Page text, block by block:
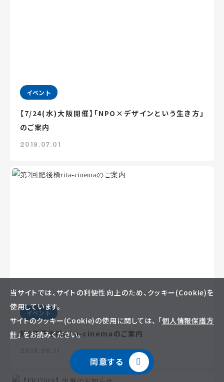
イベント
【7/24(水)大阪開催】「NPO×デザインという生き方」
のご案内
2019.07.01
イベント
第2回肥後橋rita-cinemaのご案内
当サイトでは、サイトの利便性向上のため、クッキー(Cookie)を
使用しています。
サイトのクッキー(Cookie)の使用に関しては、 「個人情報保護方
針」 をお読みください。
同意する